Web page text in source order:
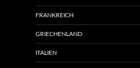
FRANKREICH
GRIECHENLAND
ITALIEN